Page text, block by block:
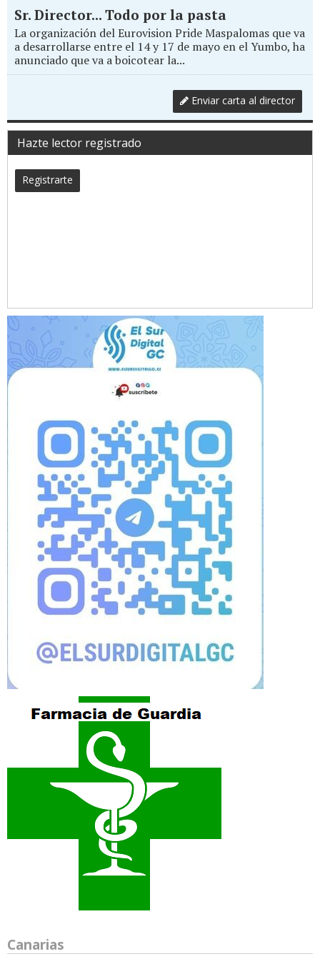
Sr. Director... Todo por la pasta
La organización del Eurovision Pride Maspalomas que va
a desarrollarse entre el 14 y 17 de mayo en el Yumbo, ha
anunciado que va a boicotear la...
Enviar carta al director
Hazte lector registrado
Registrarte
Canarias